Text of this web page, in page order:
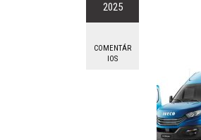
2025
COMENTÁR
IOS